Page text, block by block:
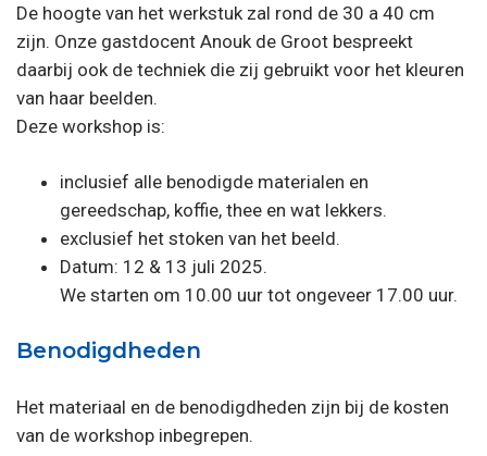
De hoogte van het werkstuk zal rond de 30 a 40 cm
zijn. Onze gastdocent Anouk de Groot bespreekt
daarbij ook de techniek die zij gebruikt voor het kleuren
van haar beelden.
Deze workshop is:
inclusief alle benodigde materialen en
gereedschap, koffie, thee en wat lekkers.
exclusief het stoken van het beeld.
Datum: 12 & 13 juli 2025.
We starten om 10.00 uur tot ongeveer 17.00 uur.
Benodigdheden
Het materiaal en de benodigdheden zijn bij de kosten
van de workshop inbegrepen.